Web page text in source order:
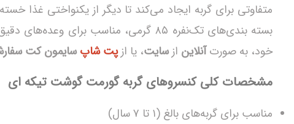
متفاوتی برای گربه‌ ایجاد می‌کند تا دیگر از یکنواختی غذا
بسته‌ بندی‌های تک‌نفره ۸۵ گرمی، مناسب برای وعده‌های دقیق روزانه ارائه شده‌اند. جهت
خود، به صورتآنلاین ازسایت، یا ازپت شاپ سایمون کت
مشخصات کلی کنسروهای گربه گورمت گوشت تیکه ای
مناسب برای گربه‌های بالغ (۱ تا ۷ سال)